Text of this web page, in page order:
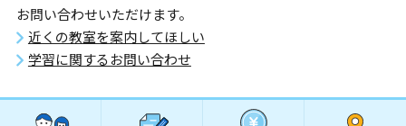
お問い合わせいただけます。
近くの教室を案内してほしい
学習に関するお問い合わせ